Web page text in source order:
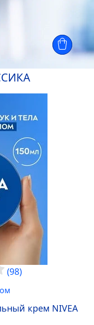
(98)
крем NIVEA